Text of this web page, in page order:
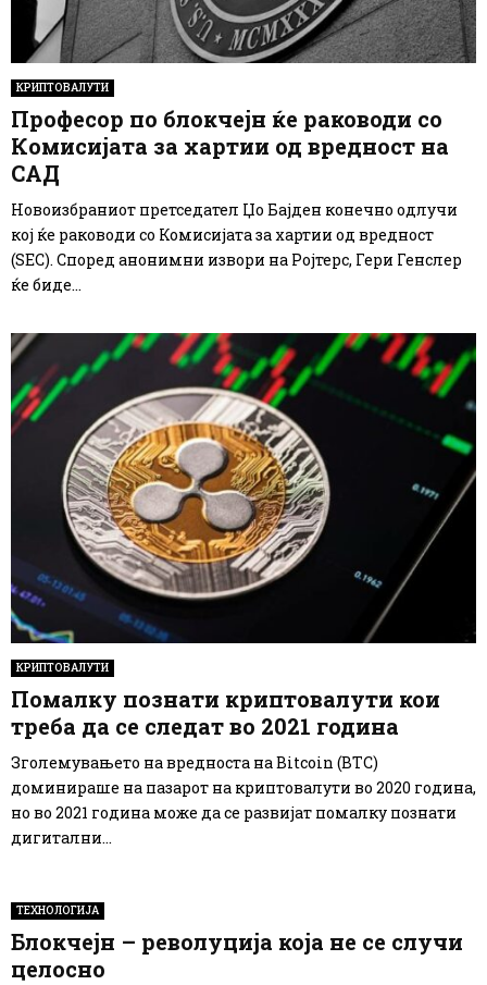
КРИПТОВАЛУТИ
Професор по блокчејн ќе раководи со
Комисијата за хартии од вредност на
САД
Новоизбраниот претседател Џо Бајден конечно одлучи
кој ќе раководи со Комисијата за хартии од вредност
(SEC). Според анонимни извори на Ројтерс, Гери Генслер
ќе биде...
КРИПТОВАЛУТИ
Помалку познати криптовалути кои
треба да се следат во 2021 година
Зголемувањето на вредноста на Bitcoin (BTC)
доминираше на пазарот на криптовалути во 2020 година,
но во 2021 година може да се развијат помалку познати
дигитални...
ТЕХНОЛОГИЈА
Блокчејн – револуција која не се случи
целосно